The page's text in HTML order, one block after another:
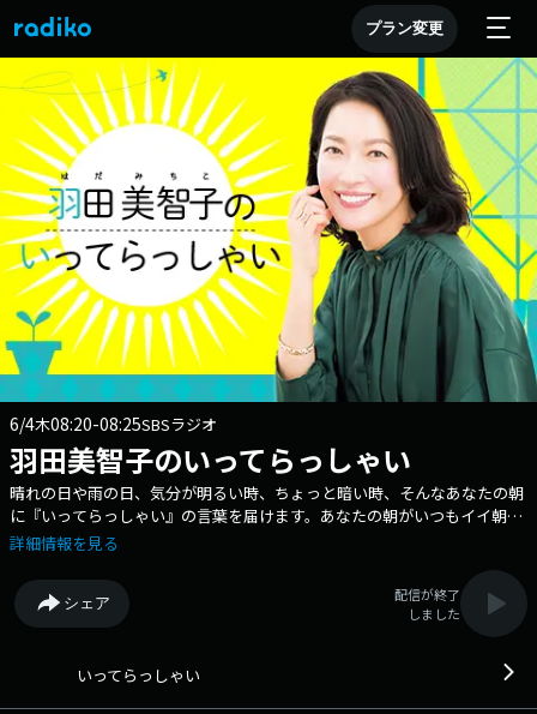
プラン変更
6/4木08:20-08:25SBSラジオ
羽田美智子のいってらっしゃい
晴れの日や雨の日、気分が明るい時、ちょっと暗い時、そんなあなたの朝
に『いってらっしゃい』の言葉を届けます。あなたの朝がいつもイイ朝で
ありますように…
詳細情報を見る
シェア
配信が終了
しました
いってらっしゃい